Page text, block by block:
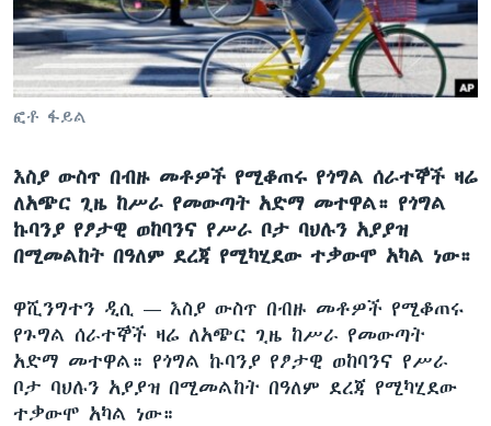
ቋንቋዎች
ፎቶ ፋይል
እስያ ውስጥ በብዙ መቶዎች የሚቆጠሩ የጎግል ሰራተኞች ዛሬ
ለአጭር ጊዜ ከሥራ የመውጣት አድማ መተዋል። የጎግል
ኩባንያ የፆታዊ ወከባንና የሥራ ቦታ ባህሉን አያያዝ
በሚመልከት በዓለም ደረጃ የሚካሂደው ተቃውሞ አካል ነው።
ዋሺንግተን ዲሲ — እስያ ውስጥ በብዙ መቶዎች የሚቆጠሩ
የጉግል ሰራተኞች ዛሬ ለአጭር ጊዜ ከሥራ የመውጣት
አድማ መተዋል። የጎግል ኩባንያ የፆታዊ ወከባንና የሥራ
ቦታ ባህሉን አያያዝ በሚመልከት በዓለም ደረጃ የሚካሂደው
ተቃውሞ አካል ነው።